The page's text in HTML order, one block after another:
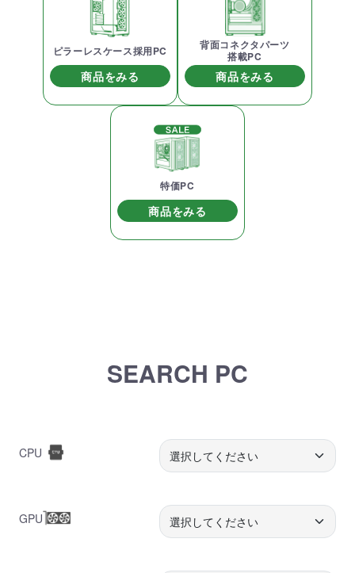
ピラーレスケース採用PC
商品をみる
背面コネクタパーツ
搭載PC
商品をみる
特価PC
商品をみる
SEARCH PC
CPU
GPU